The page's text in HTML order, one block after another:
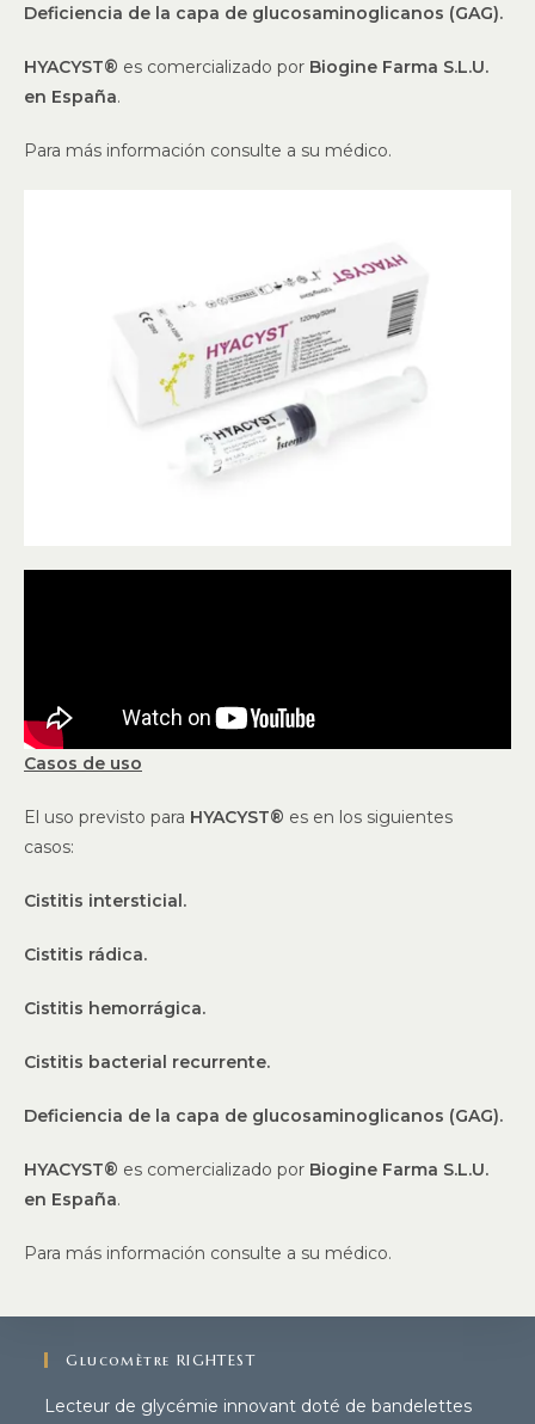
Deficiencia de la capa de glucosaminoglicanos (GAG).
HYACYST® es comercializado por Biogine Farma S.L.U.
en España.
Para más información consulte a su médico.
Casos de uso
El uso previsto para HYACYST® es en los siguientes
casos:
Cistitis intersticial.
Cistitis rádica.
Cistitis hemorrágica.
Cistitis bacterial recurrente.
Deficiencia de la capa de glucosaminoglicanos (GAG).
HYACYST® es comercializado por Biogine Farma S.L.U.
en España.
Para más información consulte a su médico.
Glucomètre RIGHTEST
Lecteur de glycémie innovant doté de bandelettes